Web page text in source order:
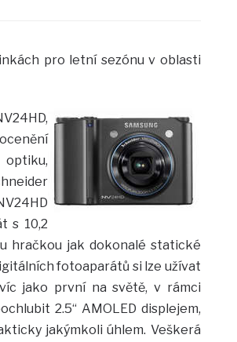
pro letní sezónu v oblasti
optiku,
s 10,2
hračkou jak dokonalé statické
fotoaparátů si lze užívat
jako první na světě, v rámci
2.5“ AMOLED displejem,
jakýmkoli úhlem. Veškerá